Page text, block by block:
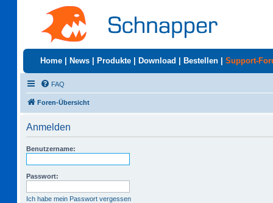
Home News Produkte Download Bestellen Support-
FAQ
Foren-Übersicht
Anmelden
Benutzername:
Passwort:
Ich habe mein Passwort vergessen